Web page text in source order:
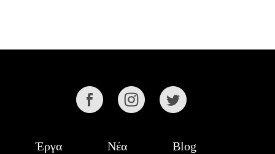
Έργα Νέα
Blog